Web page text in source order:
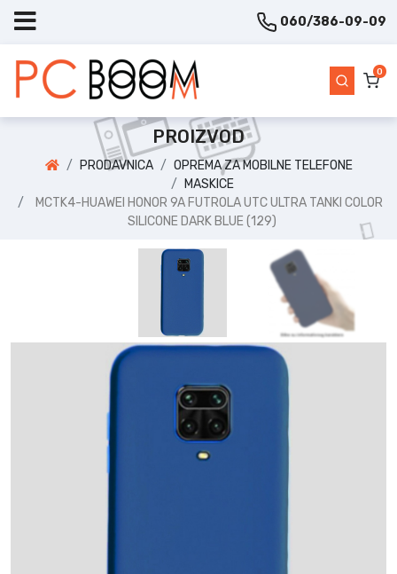
060/386-09-09
0
PROIZVOD
PRODAVNICA
OPREMA ZA MOBILNE TELEFONE
MASKICE
MCTK4-HUAWEI HONOR 9A FUTROLA UTC ULTRA TANKI COLOR
SILICONE DARK BLUE (129)